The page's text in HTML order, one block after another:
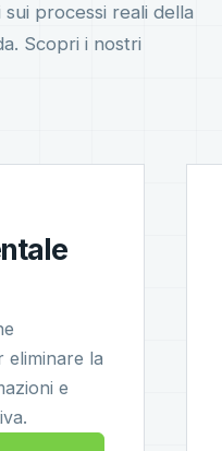
processi reali della
Scopri i nostri
la
e